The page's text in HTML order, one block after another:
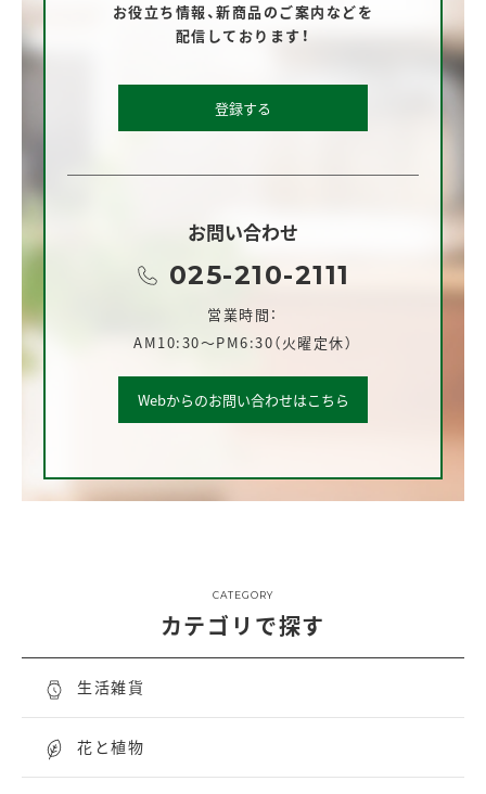
お役立ち情報、新商品のご案内などを
配信しております！
登録する
お問い合わせ
025-210-2111
営業時間：
AM10:30～PM6:30（火曜定休）
Webからのお問い合わせはこちら
CATEGORY
カテゴリで探す
生活雑貨
花と植物